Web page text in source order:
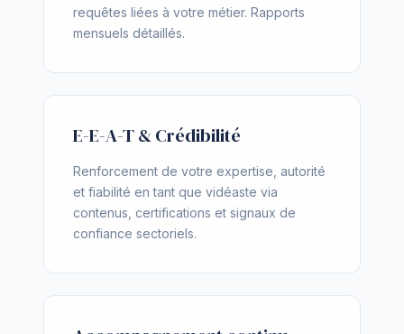
requêtes liées à votre métier. Rapports
mensuels détaillés.
E-E-A-T & Crédibilité
Renforcement de votre expertise, autorité
et fiabilité en tant que vidéaste via
contenus, certifications et signaux de
confiance sectoriels.